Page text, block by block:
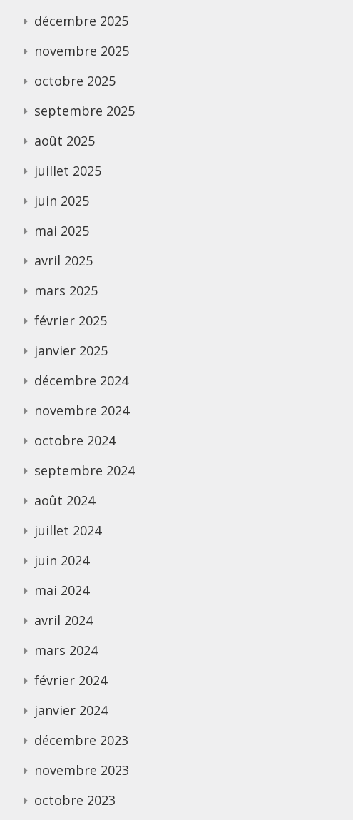
décembre 2025
novembre 2025
octobre 2025
septembre 2025
août 2025
juillet 2025
juin 2025
mai 2025
avril 2025
mars 2025
février 2025
janvier 2025
décembre 2024
novembre 2024
octobre 2024
septembre 2024
août 2024
juillet 2024
juin 2024
mai 2024
avril 2024
mars 2024
février 2024
janvier 2024
décembre 2023
novembre 2023
octobre 2023